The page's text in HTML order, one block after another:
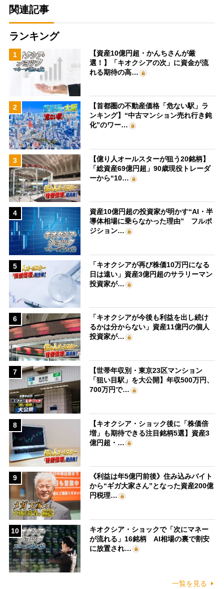
関連記事
ランキング
1
【資産10億円超・かんちさんが厳
選！】「キオクシアの次」に資金が流
れる期待の高…
2
【首都圏の不動産価格「危ない駅」ラ
ンキング】“中古マンション売れ行き鈍
化”のワー…
3
【億り人オールスターが狙う20銘柄】
「総資産69億円超」90歳現役トレーダ
ーから“10…
4
資産10億円超の投資家が明かす“AI・半
導体相場に乗らなかった理由” フルポ
ジション…
5
「キオクシアが再び株価10万円になる
日は遠い」資産3億円超のサラリーマン
投資家が…
6
「キオクシアが今後も利益を出し続け
るかは分からない」資産11億円の個人
投資家が…
7
【世帯年収別・東京23区マンション
「狙い目駅」を大公開】年収500万円、
700万円で…
8
【キオクシア・ショック後に「株価倍
増」も期待できる注目銘柄5選】資産3
億円超・…
9
《利益は年5億円前後》住み込みバイト
から“ギガ大家さん”となった資産200億
円税理…
10
キオクシア・ショックで「次にマネー
が流れる」16銘柄 AI相場の裏で割安
に放置され…
一覧を見る